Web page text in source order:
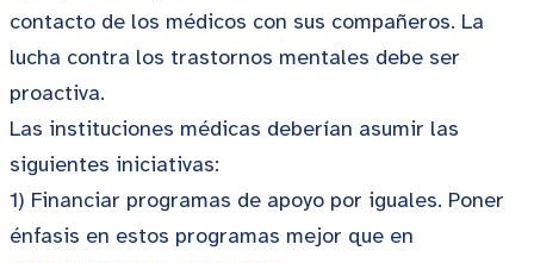
contacto de los médicos con sus compañeros. La
lucha contra los trastornos mentales debe ser
proactiva.
Las instituciones médicas deberían asumir las
siguientes iniciativas:
1) Financiar programas de apoyo por iguales. Poner
énfasis en estos programas mejor que en